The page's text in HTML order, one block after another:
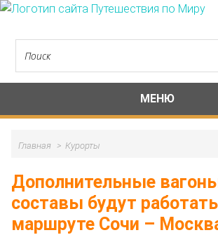
МЕНЮ
Главная Курорты
Дополнительные
составы будут
маршруте Сочи –